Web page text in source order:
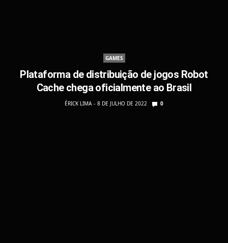
GAMES
Plataforma de distribuição de jogos Robot
Cache chega oficialmente ao Brasil
ÉRICK LIMA 8 DE JULHO DE 2022 0